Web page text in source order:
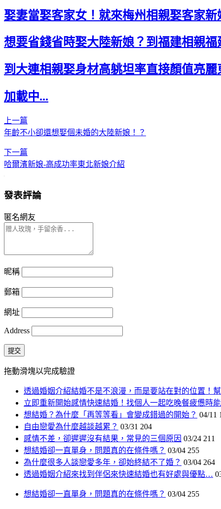
娶妻當娶客家女！就來梅州相親娶客家新
想要省錢省時娶大陸新娘？到福建相親福
到大連相親娶身材高䠷坦率直接顏值亮麗
加載中...
上一篇
年齡不小卻還想娶個未婚的大陸新娘！？
下一篇
哈爾濱新娘-高成功率東北新娘介紹
發表評論
匿名網友
昵稱
郵箱
網址
Address
提交
拖動滑塊以完成驗證
透過婚姻介紹結婚不是不浪漫，而是要站在對的位置！
立即重新開始感情快速結婚！找個人一起吃晚餐疲憊時能
想結婚？為什麼「再等等看」會變成錯過的開始？ 04/11
自由戀愛為什麼越談越累？ 03/31 204
感情不差，卻遲遲沒有結果，常見的三個原因 03/24 211
想結婚卻一直單身，問題真的在條件嗎？ 03/04 255
為什麼很多人談戀愛多年，卻始終結不了婚？ 03/04 264
透過婚姻介紹來找到伴侶來快速結婚也有好處與優點…
想結婚卻一直單身，問題真的在條件嗎？ 03/04 255